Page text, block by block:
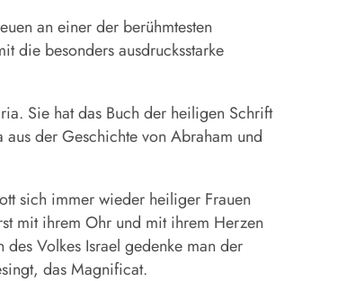
an einer der berühmtesten
die besonders ausdrucksstarke
Sie hat das Buch der heiligen Schrift
der Geschichte von Abraham und
sich immer wieder heiliger Frauen
mit ihrem Ohr und mit ihrem Herzen
Volkes Israel gedenke man der
das Magnificat.